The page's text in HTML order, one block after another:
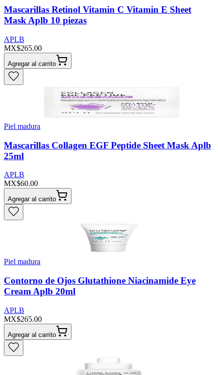
Mascarillas Retinol Vitamin C Vitamin E Sheet
Mask Aplb 10 piezas
APLB
MX$265.00
Agregar al carrito
Piel madura
Mascarillas Collagen EGF Peptide Sheet Mask Aplb
25ml
APLB
MX$60.00
Agregar al carrito
Piel madura
Contorno de Ojos Glutathione Niacinamide Eye
Cream Aplb 20ml
APLB
MX$265.00
Agregar al carrito